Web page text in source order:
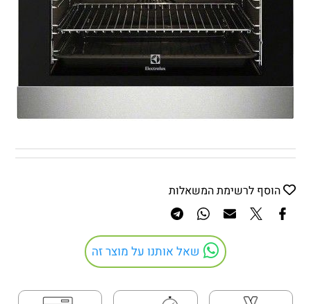
הוסף לרשימת המשאלות
שאל אותנו על מוצר זה